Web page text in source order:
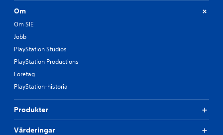
Om
Om SIE
Jobb
PlayStation Studios
PlayStation Productions
Företag
PlayStation-historia
Produkter
Värderingar